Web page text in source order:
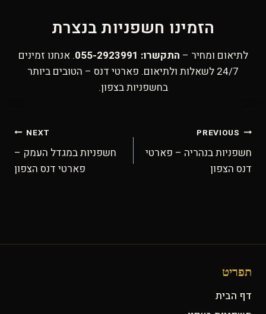
הזמינו חשפניות בנצרת
לתיאום ומחיר – התקשרו: 055-2923991
. אנחנו זמינים
24/7 לשאלות ולתיאום. פארטי דנס – הטובים ביותר
בחשפניות בצפון.
ניווט
PREVIOUS
חשפניות בנהריה – פארטי
דנס הצפון
NEXT
חשפניות במגדל העמק –
פארטי דנס הצפון
תפריט
דף הבית